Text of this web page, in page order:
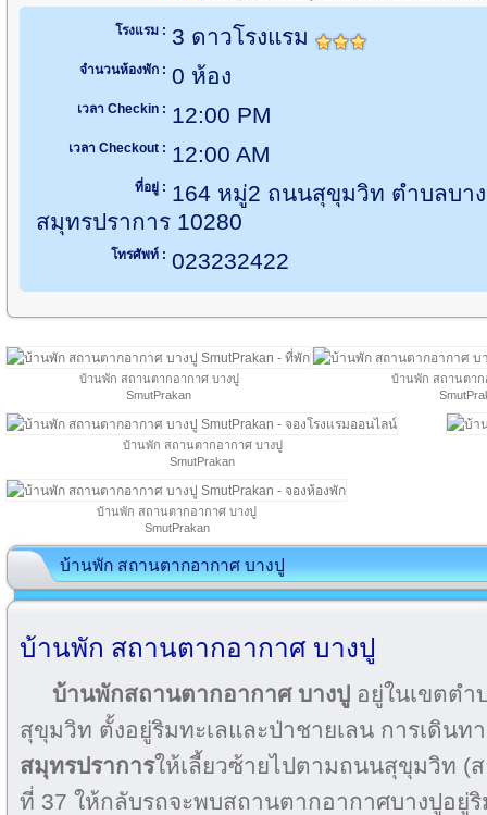
โรงแรม : 3 ดาวโรงแรม
จำนวนห้องพัก : 0 ห้อง
เวลา Checkin : 12:00 PM
เวลา Checkout : 12:00 AM
ที่อยู่ : 164 หมู่2 ถนนสุขุมวิท ตำบลบา
สมุทรปราการ 10280
โทรศัพท์ : 023232422
บ้านพัก สถานตากอากาศ บางปู
SmutPrakan
บ้านพัก สถานตาก
บ้านพัก สถานตากอากาศ บางปู
SmutPrakan
บ้านพัก สถานตากอากาศ บางปู
SmutPrakan
บ้านพัก สถานตากอากาศ บางปู
บ้านพัก สถานตากอากาศ บางปู
บ้านพักสถานตากอากาศ บางปู อยู่ในเขตต
สุขุมวิท ตั้งอยู่ริมทะเลและป่าชายเลน การเดินท
สมุทรปราการให้เลี้ยวซ้ายไปตามถนนสุขุมวิท (
ที่ 37 ให้กลับรถจะพบสถานตากอากาศบางปูอยู่